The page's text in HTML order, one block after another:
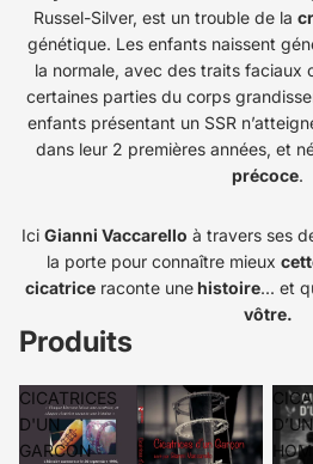
Russel-Silver, est un trouble de la
génétique. Les enfants naissent
la normale, avec des traits faciaux
certaines parties du corps
enfants présentant un SSR
dans leur 2 premières années, et
précoce.
Ici Gianni Vaccarello à travers ses
la porte pour connaître mieux
cicatriceraconte unehistoire... et
vôtre.
Produits
CICATRICES
D'UN
GARCON
D’UN